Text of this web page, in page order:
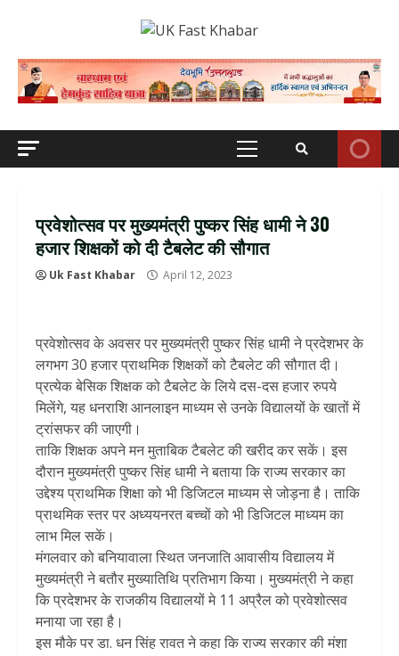
Primary
प्रवेशोत्सव पर मुख्यमंत्री पुष्कर सिंह धामी ने 30
हजार शिक्षकों को दी टैबलेट की सौगात
Uk Fast Khabar April 12, 2023
प्रवेशोत्सव के अवसर पर मुख्यमंत्री पुष्कर सिंह धामी ने प्रदेशभर के
लगभग 30 हजार प्राथमिक शिक्षकों को टैबलेट की सौगात दी।
प्रत्येक बेसिक शिक्षक को टैबलेट के लिये दस-दस हजार रुपये
मिलेंगे, यह धनराशि आनलाइन माध्यम से उनके विद्यालयों के खातों में
ट्रांसफर की जाएगी।
ताकि शिक्षक अपने मन मुताबिक टैबलेट की खरीद कर सकें। इस
दौरान मुख्‍यमंत्री पुष्‍कर सिंह धामी ने बताया कि राज्य सरकार का
उद्देश्य प्राथमिक शिक्षा को भी डिजिटल माध्यम से जोड़ना है। ताकि
प्राथमिक स्तर पर अध्ययनरत बच्चों को भी डिजिटल माध्यम का
लाभ मिल सकें।
मंगलवार को बनियावाला स्थित जनजाति आवासीय विद्यालय में
मुख्यमंत्री ने बतौर मुख्यातिथि प्रतिभाग किया। मुख्यमंत्री ने कहा
कि प्रदेशभर के राजकीय विद्यालयों मे 11 अप्रैल को प्रवेशोत्सव
मनाया जा रहा है।
इस मौके पर डा. धन सिंह रावत ने कहा कि राज्य सरकार की मंशा